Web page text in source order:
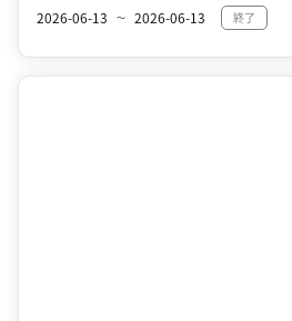
2026-06-13 〜 2026-06-13 終了